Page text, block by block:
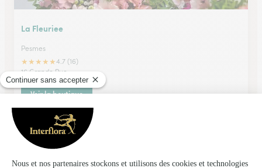
La Fleuriee
Pesmes
★★★★★4.7 (16)
16 Grande Rue
Voir la boutique